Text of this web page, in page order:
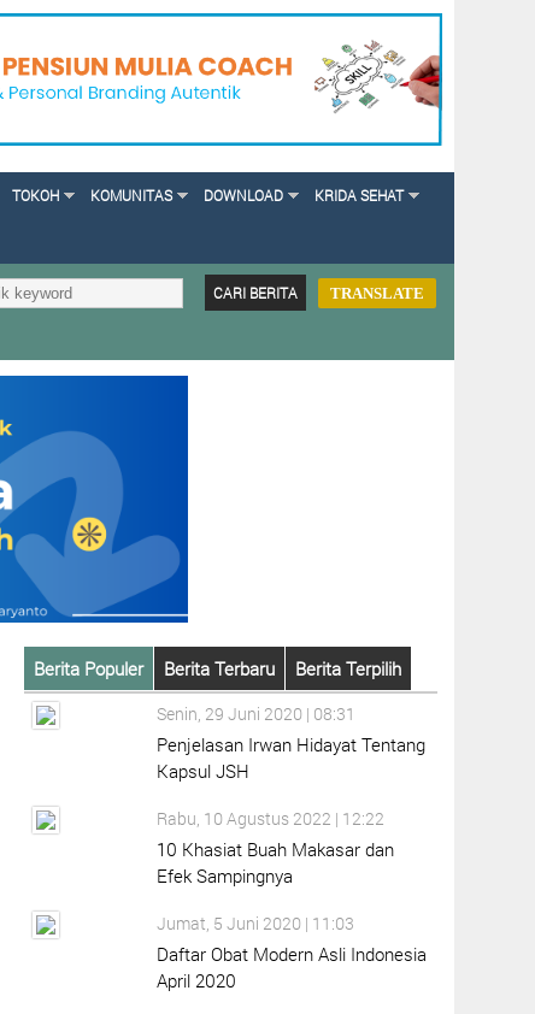
TOKOH KOMUNITAS DOWNLOAD KRIDA SEHAT
TRANSLATE
Berita Populer Berita Terbaru Berita Terpilih
Senin, 29 Juni 2020 | 08:31
Penjelasan Irwan Hidayat Tentang
Kapsul JSH
Rabu, 10 Agustus 2022 | 12:22
10 Khasiat Buah Makasar dan
Efek Sampingnya
Jumat, 5 Juni 2020 | 11:03
Daftar Obat Modern Asli Indonesia
April 2020